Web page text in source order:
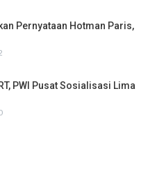
Pernyataan Hotman Paris,
PWI Pusat Sosialisasi Lima